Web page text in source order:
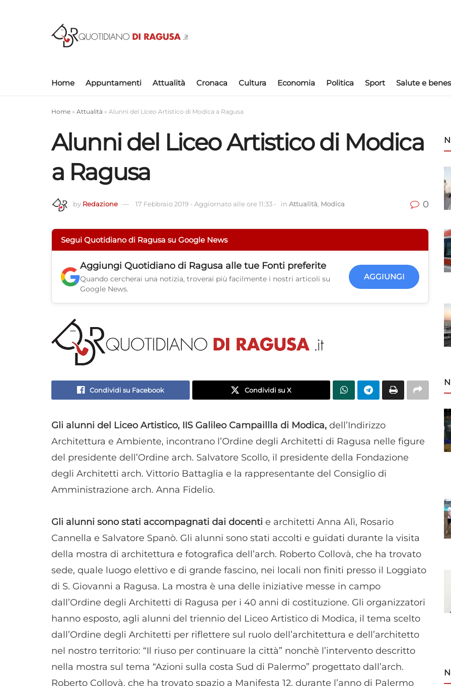
Home Appuntamenti Attualità Cronaca Cultura Economia Politica Sport Salute e
Home » Attualità » Alunni del Liceo Artistico di Modica a Ragusa
Alunni del Liceo Artistico di Modica
a Ragusa
by Redazione 17 Febbraio 2019 - Aggiornato alle ore 11:33 - in Attualità, Modica 0
Segui Quotidiano di Ragusa su Google News
Aggiungi Quotidiano di Ragusa alle tue Fonti preferite
Quando cercherai una notizia, troverai più facilmente i nostri articoli su
Google News.
AGGIUNGI
Condividi su Facebook Condividi su X
Gli alunni del Liceo Artistico, IIS Galileo Campaillla di Modica, dell’Indirizzo
Architettura e Ambiente, incontrano l’Ordine degli Architetti di Ragusa nelle figure
del presidente dell’Ordine arch. Salvatore Scollo, il presidente della Fondazione
degli Architetti arch. Vittorio Battaglia e la rappresentante del Consiglio di
Amministrazione arch. Anna Fidelio.
Gli alunni sono stati accompagnati dai docenti e architetti Anna Alì, Rosario
Cannella e Salvatore Spanò. Gli alunni sono stati accolti e guidati durante la visita
della mostra di architettura e fotografica dell’arch. Roberto Collovà, che ha trovato
sede, quale luogo elettivo e di grande fascino, nei locali non finiti presso il Loggiato
di S. Giovanni a Ragusa. La mostra è una delle iniziative messe in campo
dall’Ordine degli Architetti di Ragusa per i 40 anni di costituzione. Gli organizzatori
hanno esposto, agli alunni del triennio del Liceo Artistico di Modica, il tema scelto
dall’Ordine degli Architetti per riflettere sul ruolo dell’architettura e dell’architetto
nel nostro territorio: “Il riuso per continuare la città” nonchè l’intervento descritto
nella mostra sul tema “Azioni sulla costa Sud di Palermo” progettato dall’arch.
Roberto Collovà, che ha trovato spazio a Manifesta 12, durante l’anno di Palermo